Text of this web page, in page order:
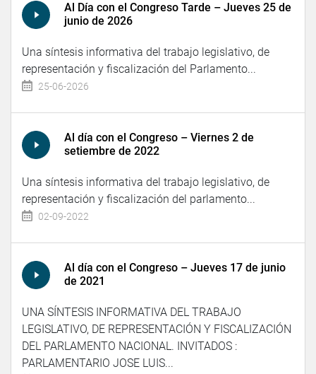
Al Día con el Congreso Tarde – Jueves 25 de
junio de 2026
Una síntesis informativa del trabajo legislativo, de
representación y fiscalización del Parlamento...
25-06-2026
Al día con el Congreso – Viernes 2 de
setiembre de 2022
Una síntesis informativa del trabajo legislativo, de
representación y fiscalización del parlamento...
02-09-2022
Al día con el Congreso – Jueves 17 de junio
de 2021
UNA SÍNTESIS INFORMATIVA DEL TRABAJO
LEGISLATIVO, DE REPRESENTACIÓN Y FISCALIZACIÓN
DEL PARLAMENTO NACIONAL. INVITADOS :
PARLAMENTARIO JOSE LUIS...